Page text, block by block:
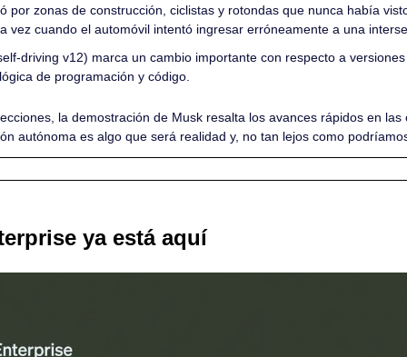
por zonas de construcción, ciclistas y rotondas que nunca había
vez cuando el automóvil intentó ingresar erróneamente a una
driving v12) marca un cambio importante con respecto a
de programación y código.
la demostración de Musk resalta los avances rápidos en las
autónoma es algo que será realidad y, no tan lejos como
ya está aquí